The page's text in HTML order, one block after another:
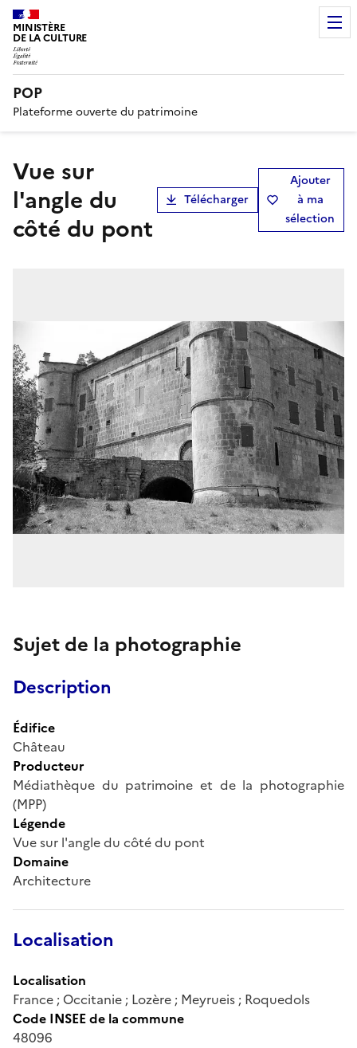
MINISTÈRE
DE LA CULTURE
POP
Plateforme ouverte du patrimoine
Vue sur
l'angle du
côté du pont
Télécharger
Ajouter
à ma
sélection
Sujet de la photographie
Description
Édifice
Château
Producteur
Médiathèque du patrimoine et de la photographie
(MPP)
Légende
Vue sur l'angle du côté du pont
Domaine
Architecture
Localisation
Localisation
France ; Occitanie ; Lozère ; Meyrueis ; Roquedols
Code INSEE de la commune
48096